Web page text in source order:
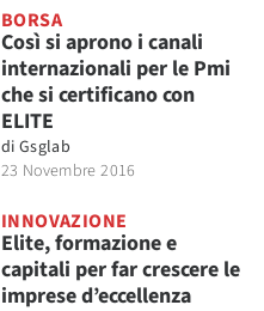
BORSA
Così si aprono i canali
internazionali per le Pmi
che si certificano con
ELITE
di Gsglab
23 Novembre 2016
INNOVAZIONE
Elite, formazione e
capitali per far crescere le
imprese d’eccellenza